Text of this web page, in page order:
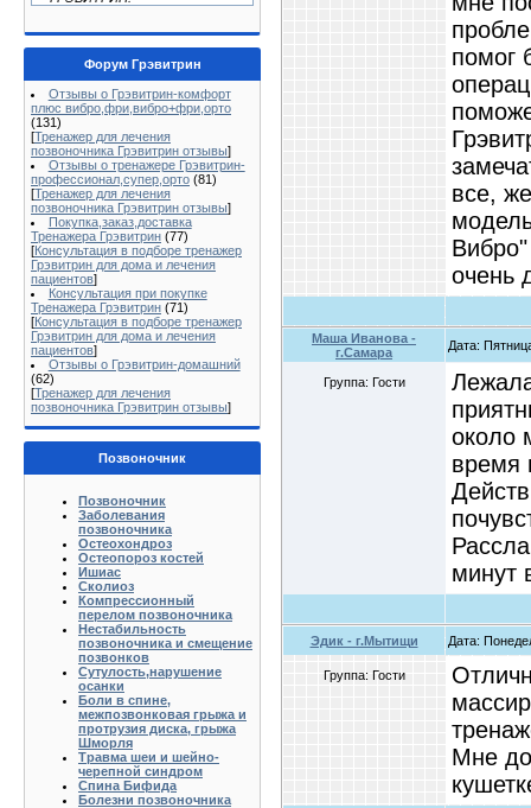
Форум Грэвитрин
Отзывы о Грэвитрин-комфорт
плюс вибро,фри,вибро+фри,орто
(131)
[Тренажер для лечения
позвоночника Грэвитрин отзывы]
Отзывы о тренажере Грэвитрин-
профессионал,супер,орто (81)
[Тренажер для лечения
позвоночника Грэвитрин отзывы]
Покупка,заказ,доставка
Тренажера Грэвитрин (77)
[Консультация в подборе тренажер
Грэвитрин для дома и лечения
пациентов]
Консультация при покупке
Тренажера Грэвитрин (71)
[Консультация в подборе тренажер
Грэвитрин для дома и лечения
пациентов]
Отзывы о Грэвитрин-домашний
(62)
[Тренажер для лечения
позвоночника Грэвитрин отзывы]
Позвоночник
Позвоночник
Заболевания
позвоночника
Остеохондроз
Остеопороз костей
Ишиас
Сколиоз
Компрессионный
перелом позвоночника
Нестабильность
позвоночника и смещение
позвонков
Сутулость,нарушение
осанки
Боли в спине,
межпозвонковая грыжа и
протрузия диска, грыжа
Шморля
Травма шеи и шейно-
черепной синдром
Спина Бифида
Болезни позвоночника
помог
все,
очень
Маша Иванова -
г.Самара
Дата:
Группа: Гости
около
время
минут
Эдик - г.Мытищи Дата:
Группа: Гости
Мне